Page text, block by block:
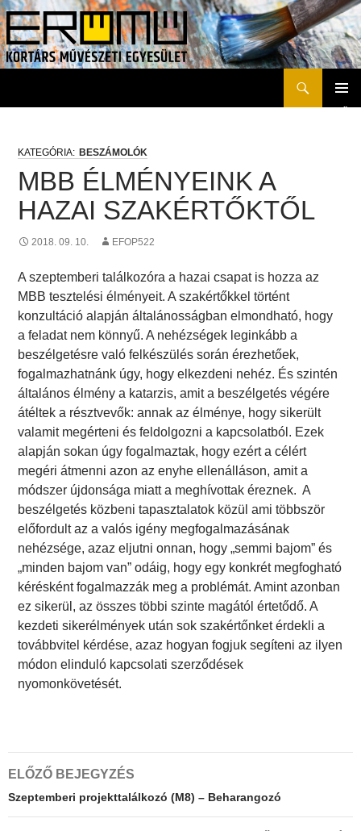
BESZÁMOLÓK
MBB ÉLMÉNYEINK A
HAZAI SZAKÉRTŐKTŐL
2018. 09. 10. EFOP522
A szeptemberi találkozóra a hazai csapat is hozza az
MBB tesztelési élményeit. A szakértőkkel történt
konzultáció alapján általánosságban elmondható, hogy
a feladat nem könnyű. A nehézségek leginkább a
beszélgetésre való felkészülés során érezhetőek,
fogalmazhatnánk úgy, hogy elkezdeni nehéz. És szintén
általános élmény a katarzis, amit a beszélgetés végére
átéltek a résztvevők: annak az élménye, hogy sikerült
valamit megérteni és feldolgozni a kapcsolatból. Ezek
alapján sokan úgy fogalmaztak, hogy ezért a célért
megéri átmenni azon az enyhe ellenálláson, amit a
módszer újdonsága miatt a meghívottak éreznek. A
beszélgetés közbeni tapasztalatok közül ami többször
előfordult az a valós igény megfogalmazásának
nehézsége, azaz eljutni onnan, hogy „semmi bajom” és
„minden bajom van” odáig, hogy egy konkrét megfogható
kérésként fogalmazzák meg a problémát. Amint azonban
ez sikerül, az összes többi szinte magától értetődő. A
kezdeti sikerélmények után sok szakértőnket érdekli a
továbbvitel kérdése, azaz hogyan fogjuk segíteni az ilyen
módon elinduló kapcsolati szerződések
nyomonkövetését.
Bejegyzés
navigáció
ELŐZŐ BEJEGYZÉS
Szeptemberi projekttalálkozó (M8) – Beharangozó